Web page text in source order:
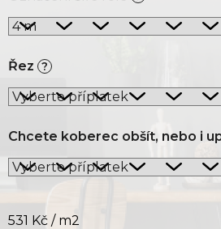
Řez ?
Chcete koberec obšít, nebo i
531 Kč / m2